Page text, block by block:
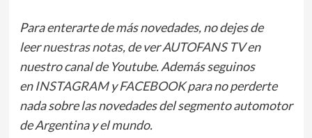
Para enterarte de más novedades, no dejes de
leernuestras notas, de verAUTOFANS TVen
nuestro canal de Youtube. Además seguinos
enINSTAGRAMyFACEBOOKpara no perderte
nada sobre las novedades del segmento automotor
de Argentina y el mundo.